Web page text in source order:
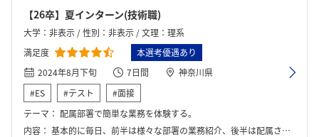
【26卒】夏インターン(技術職)
大学：非表示 / 性別：非表示 / 文理：理系
満足度
本選考優遇あり
2024年8月下旬
7日間
神奈川県
#ES
#テスト
#面接
テーマ： 配属部署で簡単な業務を体験する。
内容： 基本的に毎日、前半は様々な部署の業務紹介、後半は配属された部署で簡単な業務体験を行った。最終日には全体での懇親会もあった。